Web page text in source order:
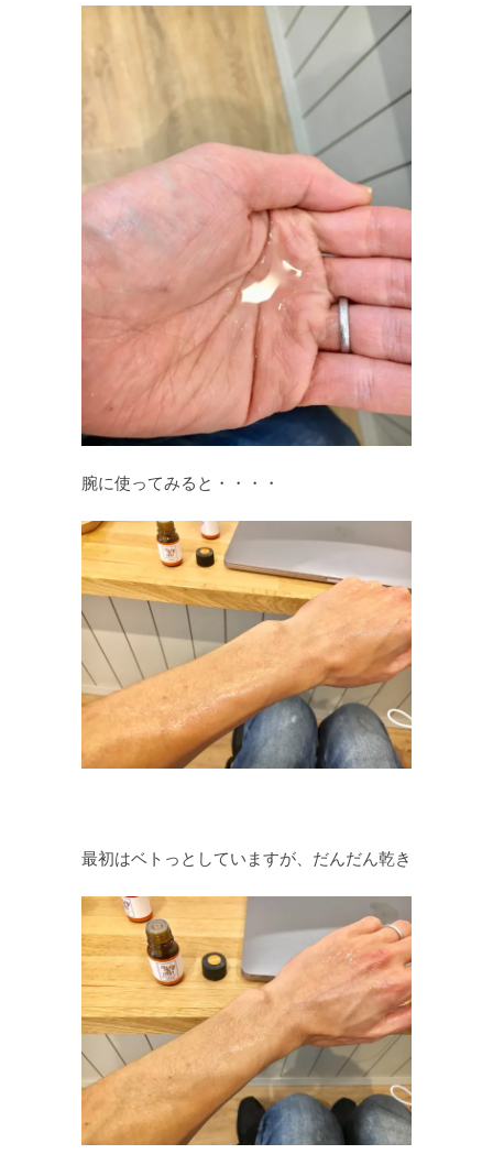
腕に使ってみると・・・・
最初はベトっとしていますが、だんだん乾き